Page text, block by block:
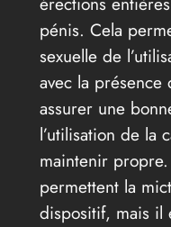
pénis. Cela
sexuelle de
avec la présence
assurer une
l’utilisation de la
maintenir
permettent la
dispositif, mais il